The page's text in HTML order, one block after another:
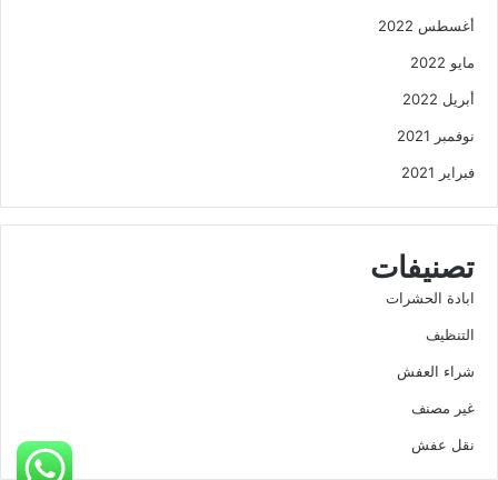
أغسطس 2022
مايو 2022
أبريل 2022
نوفمبر 2021
فبراير 2021
تصنيفات
ابادة الحشرات
التنظيف
شراء العفش
غير مصنف
نقل عفش